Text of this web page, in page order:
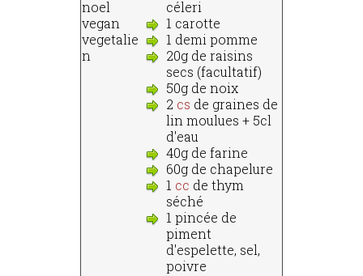
céleri
1 carotte
1 demi pomme
20g de raisins
secs (facultatif)
50g de noix
2 cs de graines de
lin moulues + 5cl
d'eau
40g de farine
60g de chapelure
1 cc de thym
séché
1 pincée de
piment
d'espelette, sel,
poivre